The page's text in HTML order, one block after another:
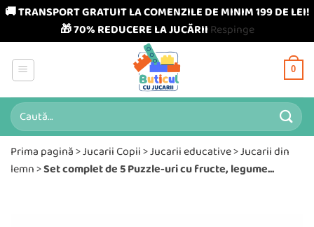
🚚 TRANSPORT GRATUIT LA COMENZILE DE MINIM 199 DE LEI!
🎁 70% REDUCERE LA JUCĂRII Respinge
content
0
Caută
după:
Prima pagină>Jucarii Copii>Jucarii educative>Jucarii din
lemn>Set complet de 5 Puzzle-uri cu fructe, legume...